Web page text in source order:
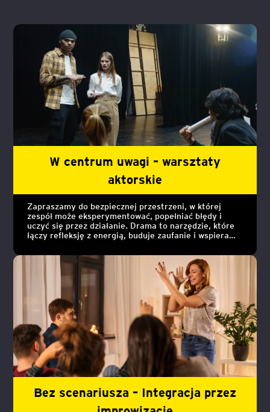
W centrum uwagi – warsztaty
aktorskie
Zapraszamy do bezpiecznej przestrzeni, w której
zespół może eksperymentować, popełniać błędy i
uczyć się przez działanie. Drama to narzędzie, które
łączy refleksję z energią, buduje zaufanie i wspiera
humorem, głębią i możliwością zakończenia na
prawdziwej scenie.
Bez scenariusza – Integracja przez